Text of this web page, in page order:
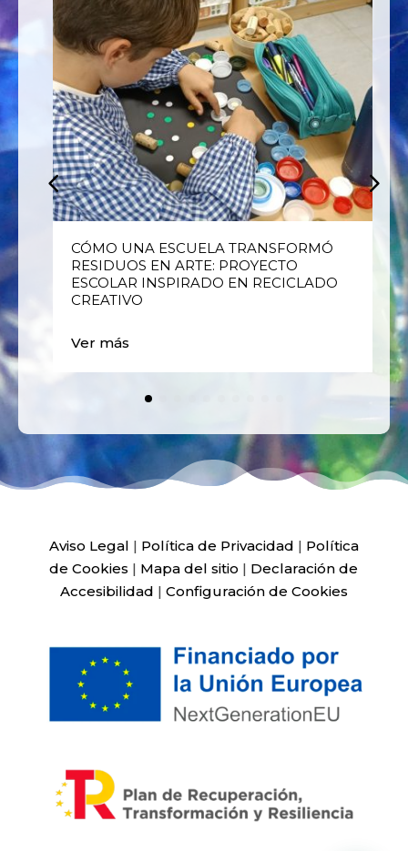
CÓMO UNA ESCUELA TRANSFORMÓ
RESIDUOS EN ARTE: PROYECTO
ESCOLAR INSPIRADO EN RECICLADO
CREATIVO
Ver más
Aviso Legal | Política de Privacidad | Política
de Cookies | Mapa del sitio | Declaración de
Accesibilidad | Configuración de Cookies